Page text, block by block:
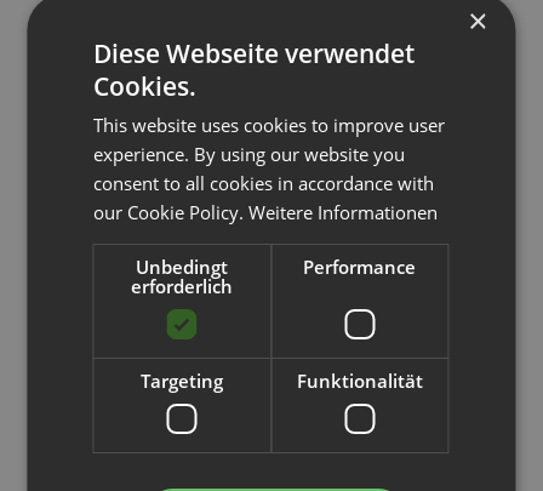
Traversen Typ KAT, B-Ware
L 180 cm
×
Diese Webseite verwendet
Cookies.
This website uses cookies to improve user
experience. By using our website you
consent to all cookies in accordance with
our Cookie Policy. Weitere Informationen
Unbedingt
erforderlich
Performance
Targeting Funktionalität